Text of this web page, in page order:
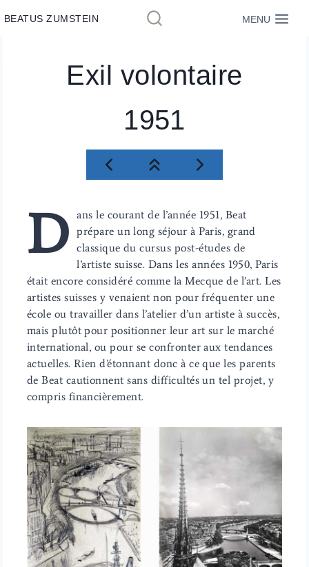
auBEATUS ZUMSTEIN MENU
Exil volontaire
1951
D ans le courant de l’année 1951, Beat
prépare un long séjour à Paris, grand
classique du cursus post-études de
l’artiste suisse. Dans les années 1950, Paris
était encore considéré comme la Mecque de l’art. Les
artistes suisses y venaient non pour fréquenter une
école ou travailler dans l’atelier d’un artiste à succès,
mais plutôt pour positionner leur art sur le marché
international, ou pour se confronter aux tendances
actuelles. Rien d’étonnant donc à ce que les parents
de Beat cautionnent sans difficultés un tel projet, y
compris financièrement.